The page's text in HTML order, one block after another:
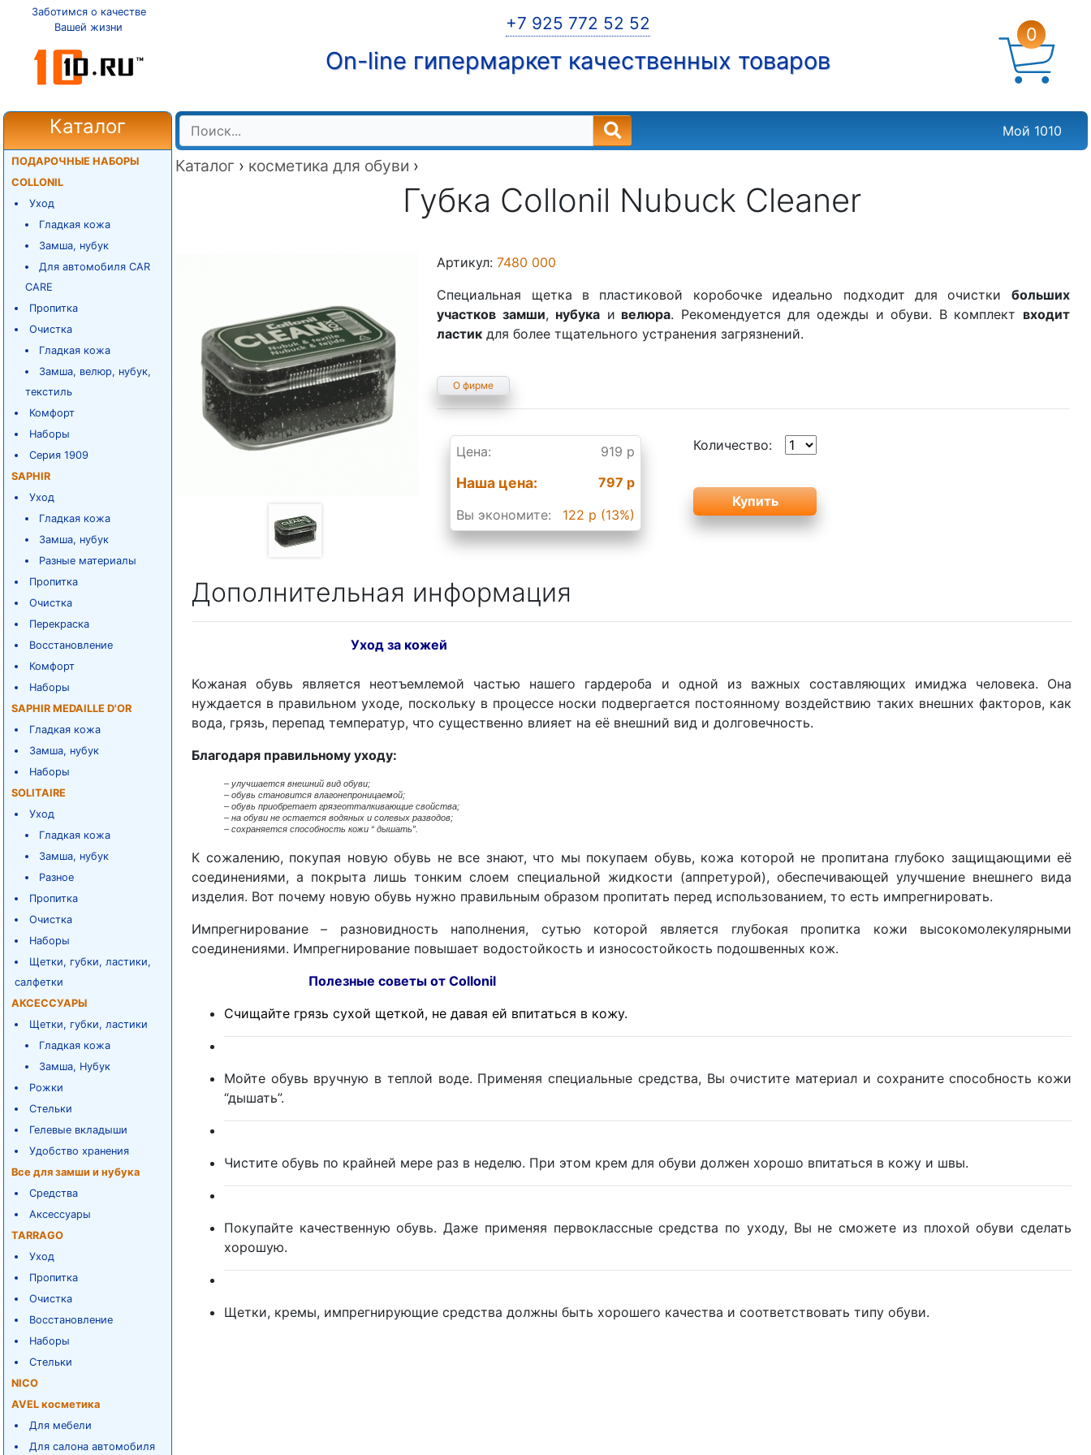
Заботимся о качестве
Вашей жизни
+7 925 772 52 52
On-line гипермаркет качественных товаров
0
Каталог
ПОДАРОЧНЫЕ НАБОРЫ
COLLONIL
Уход
Гладкая кожа
Замша, нубук
Для автомобиля CAR
CARE
Пропитка
Очистка
Гладкая кожа
Замша, велюр, нубук,
текстиль
Комфорт
Наборы
Серия 1909
SAPHIR
Уход
Гладкая кожа
Замша, нубук
Разные материалы
Пропитка
Очистка
Перекраска
Восстановление
Комфорт
Наборы
SAPHIR MEDAILLE D'OR
Гладкая кожа
Замша, нубук
Наборы
SOLITAIRE
Уход
Гладкая кожа
Замша, нубук
Разное
Пропитка
Очистка
Наборы
Щетки, губки, ластики,
салфетки
АКСЕССУАРЫ
Щетки, губки, ластики
Гладкая кожа
Замша, Нубук
Рожки
Стельки
Гелевые вкладыши
Удобство хранения
Все для замши и нубука
Средства
Аксессуары
TARRAGO
Уход
Пропитка
Очистка
Восстановление
Наборы
Стельки
NICO
AVEL косметика
Для мебели
Для салона автомобиля
Мой 1010
Каталог › косметика для обуви ›
Губка Collonil Nubuсk Cleaner
Артикул:7480 000
Специальная щетка в пластиковой коробочке идеально подходит для очистки больших
участков замши, нубука и велюра. Рекомендуется для одежды и обуви. В комплект входит
ластик для более тщательного устранения загрязнений.
О фирме
Цена: 919 р
Наша цена:
797 р
Вы экономите:
122 р (13%)
Количество:
Дополнительная информация
Уход за кожей
Кожаная обувь является неотъемлемой частью нашего гардероба и одной из важных составляющих имиджа человека. Она
нуждается в правильном уходе, поскольку в процессе носки подвергается постоянному воздействию таких внешних факторов, как
вода, грязь, перепад температур, что существенно влияет на её внешний вид и долговечность.
Благодаря правильному уходу:
– улучшается внешний вид обуви;
– обувь становится влагонепроницаемой;
– обувь приобретает грязеотталкивающие свойства;
– на обуви не остается водяных и солевых разводов;
– сохраняется способность кожи “ дышать”.
К сожалению, покупая новую обувь не все знают, что мы покупаем обувь, кожа которой не пропитана глубоко защищающими её
соединениями, а покрыта лишь тонким слоем специальной жидкости (аппретурой), обеспечивающей улучшение внешнего вида
изделия. Вот почему новую обувь нужно правильным образом пропитать перед использованием, то есть импрегнировать.
Импрегнирование – разновидность наполнения, сутью которой является глубокая пропитка кожи высокомолекулярными
соединениями. Импрегнирование повышает водостойкость и износостойкость подошвенных кож.
Полезные советы от Collonil
Счищайте грязь сухой щеткой, не давая ей впитаться в кожу.
Мойте обувь вручную в теплой воде. Применяя специальные средства, Вы очистите материал и сохраните способность кожи
“дышать”.
Чистите обувь по крайней мере раз в неделю. При этом крем для обуви должен хорошо впитаться в кожу и швы.
Покупайте качественную обувь. Даже применяя первоклассные средства по уходу, Вы не сможете из плохой обуви сделать
хорошую.
Щетки, кремы, импрегнирующие средства должны быть хорошего качества и соответствовать типу обуви.